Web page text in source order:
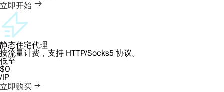
立即开始
静态住宅代理
按流量计费，支持 HTTP/Socks5 协议。
低至
$0
/IP
立即购买